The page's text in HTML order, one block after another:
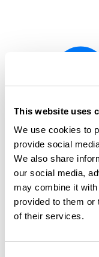
This website uses
We use cookies to
provide social
We also share
our social media,
may combine it
provided to them or
of their services.